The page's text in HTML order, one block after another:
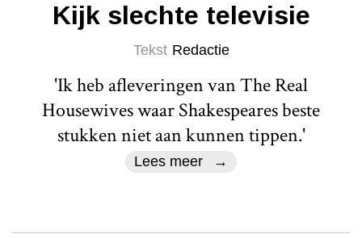
Kijk slechte televisie
Tekst Redactie
'Ik heb afleveringen van The Real
Housewives waar Shakespeares beste
stukken niet aan kunnen tippen.'
Lees meer